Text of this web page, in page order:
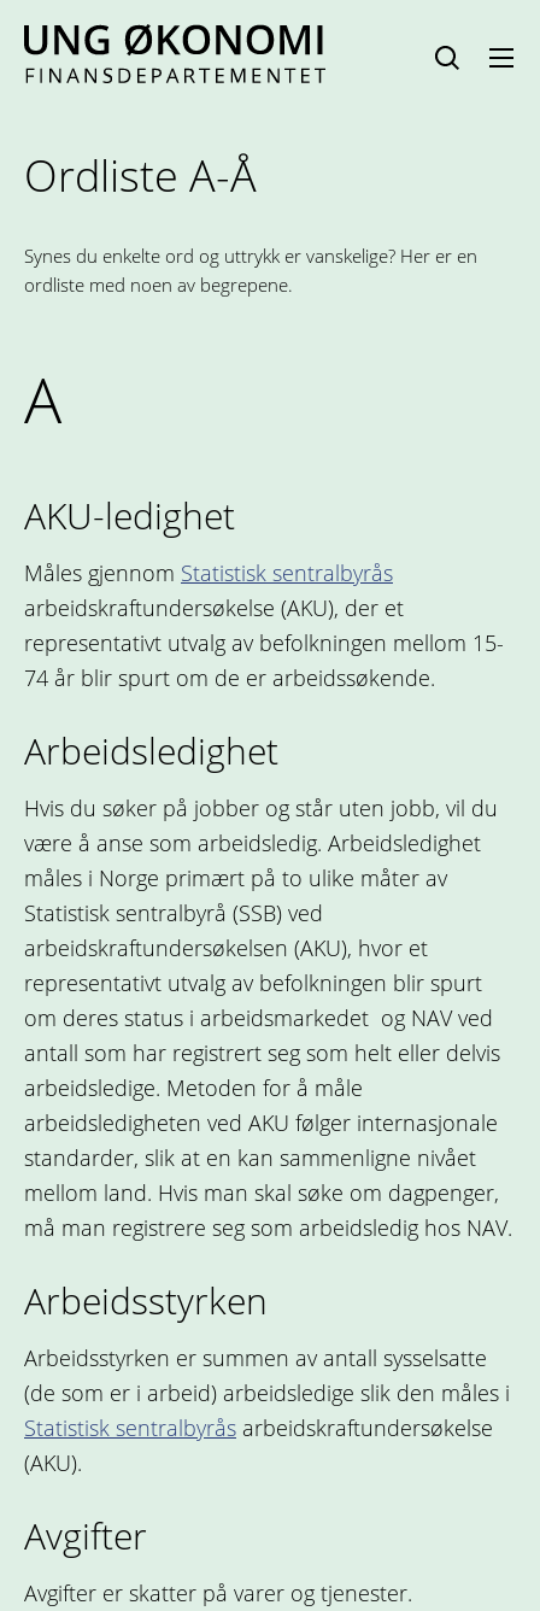
innhold
Ordliste A-Å
Synes du enkelte ord og uttrykk er vanskelige? Her er en
ordliste med noen av begrepene.
A
AKU-ledighet
Måles gjennom Statistisk sentralbyrås
arbeidskraftundersøkelse (AKU), der et
representativt utvalg av befolkningen mellom 15-
74 år blir spurt om de er arbeidssøkende.
Arbeidsledighet
Hvis du søker på jobber og står uten jobb, vil du
være å anse som arbeidsledig. Arbeidsledighet
måles i Norge primært på to ulike måter av
Statistisk sentralbyrå (SSB) ved
arbeidskraftundersøkelsen (AKU), hvor et
representativt utvalg av befolkningen blir spurt
om deres status i arbeidsmarkedet og NAV ved
antall som har registrert seg som helt eller delvis
arbeidsledige. Metoden for å måle
arbeidsledigheten ved AKU følger internasjonale
standarder, slik at en kan sammenligne nivået
mellom land. Hvis man skal søke om dagpenger,
må man registrere seg som arbeidsledig hos NAV.
Arbeidsstyrken
Arbeidsstyrken er summen av antall sysselsatte
(de som er i arbeid) arbeidsledige slik den måles i
Statistisk sentralbyrås arbeidskraftundersøkelse
(AKU).
Avgifter
Avgifter er skatter på varer og tjenester.